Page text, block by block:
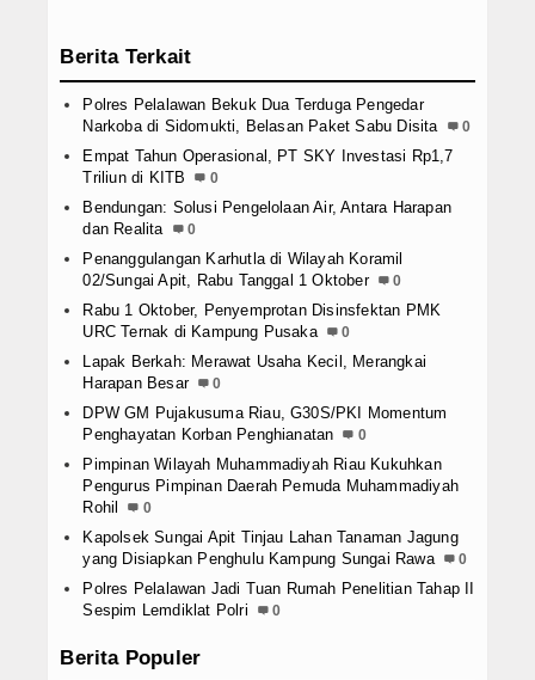
Berita Terkait
Polres Pelalawan Bekuk Dua Terduga Pengedar
Narkoba di Sidomukti, Belasan Paket Sabu Disita
0
Empat Tahun Operasional, PT SKY Investasi Rp1,7
Triliun di KITB
0
Bendungan: Solusi Pengelolaan Air, Antara Harapan
dan Realita
0
Penanggulangan Karhutla di Wilayah Koramil
02/Sungai Apit, Rabu Tanggal 1 Oktober
0
Rabu 1 Oktober, Penyemprotan Disinsfektan PMK
URC Ternak di Kampung Pusaka
0
Lapak Berkah: Merawat Usaha Kecil, Merangkai
Harapan Besar
0
DPW GM Pujakusuma Riau, G30S/PKI Momentum
Penghayatan Korban Penghianatan
0
Pimpinan Wilayah Muhammadiyah Riau Kukuhkan
Pengurus Pimpinan Daerah Pemuda Muhammadiyah
Rohil
0
Kapolsek Sungai Apit Tinjau Lahan Tanaman Jagung
yang Disiapkan Penghulu Kampung Sungai Rawa
0
Polres Pelalawan Jadi Tuan Rumah Penelitian Tahap II
Sespim Lemdiklat Polri
0
Berita Populer